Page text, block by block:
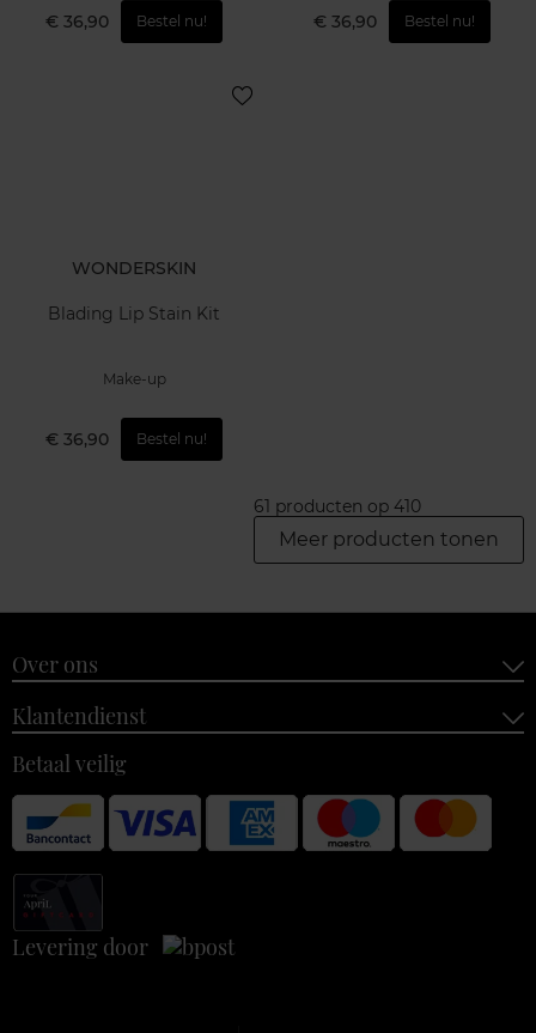
€ 36,90 Bestel nu! € 36,90 Bestel nu!
WONDERSKIN
Blading Lip Stain Kit
Make-up
€ 36,90 Bestel nu!
61 producten op 410
Meer producten tonen
Over ons
Klantendienst
Betaal veilig
Levering door